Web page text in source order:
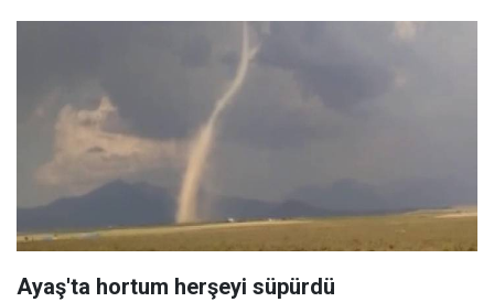
Ayaş'ta hortum herşeyi süpürdü